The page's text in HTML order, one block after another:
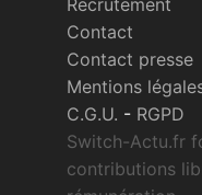
Contact
Contact presse
Mentions
C.G.U. - RGPD
Switch-Actu.fr
contributions